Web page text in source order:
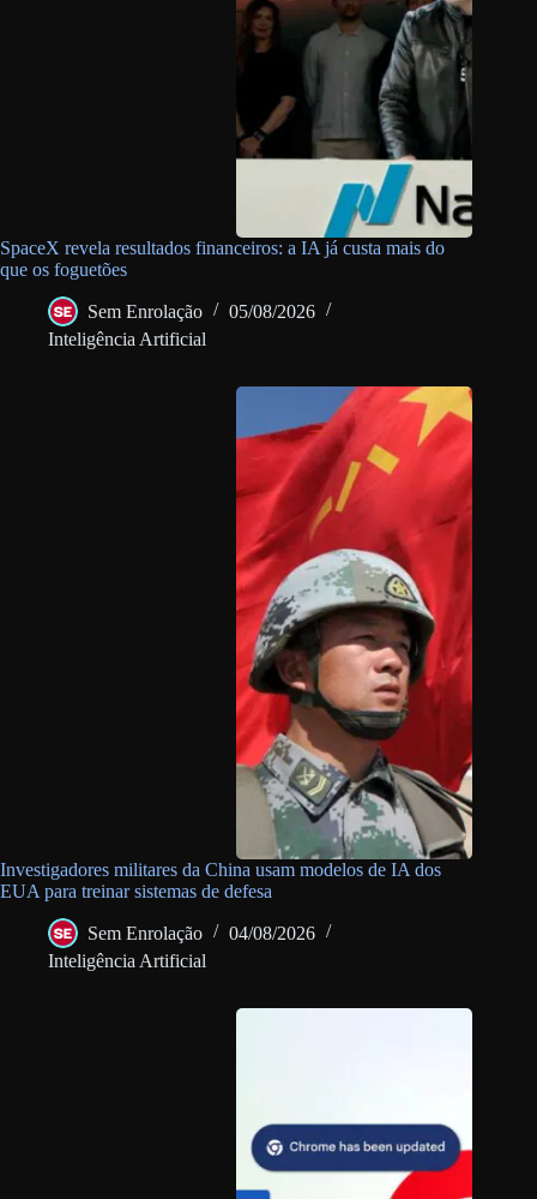
SpaceX revela resultados financeiros: a IA já custa mais do
que os foguetões
Sem Enrolação
05/08/2026
Inteligência Artificial
Investigadores militares da China usam modelos de IA dos
EUA para treinar sistemas de defesa
Sem Enrolação
04/08/2026
Inteligência Artificial